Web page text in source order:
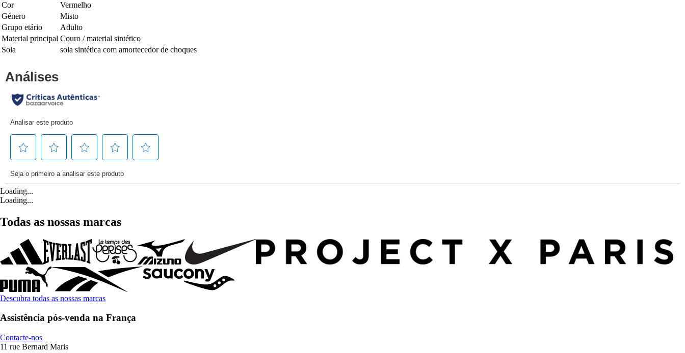
Cor
Vermelho
Género
Misto
Grupo etário
Adulto
Material principal Couro / material sintético
Sola
sola sintética com amortecedor de choques
Loading...
Loading...
Todas as nossas marcas
Descubra todas as nossas marcas
Assistência pós-venda na França
Contacte-nos
11 rue Bernard Maris